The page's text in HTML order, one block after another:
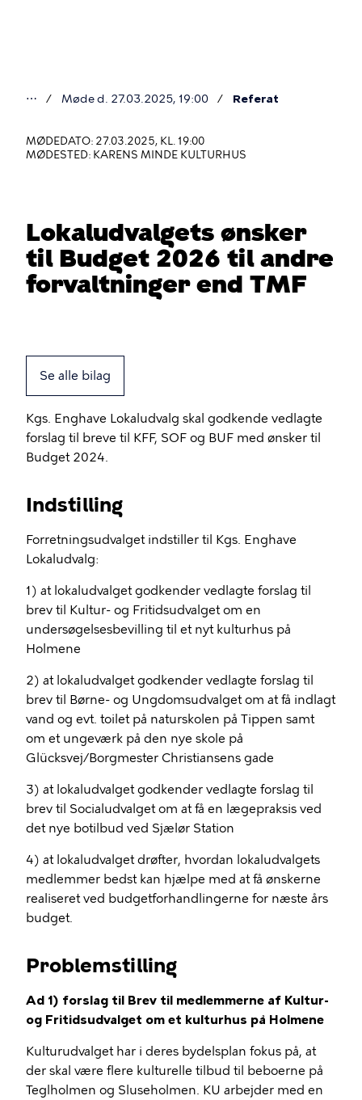
er
her
⋯ Møde d. 27.03.2025, 19:00 Referat
MØDEDATO: 27.03.2025, KL. 19:00
MØDESTED: KARENS MINDE KULTURHUS
Lokaludvalgets ønsker
til Budget 2026 til andre
forvaltninger end TMF
Se alle bilag
Kgs. Enghave Lokaludvalg skal godkende vedlagte
forslag til breve til KFF, SOF og BUF med ønsker til
Budget 2024.
Indstilling
Forretningsudvalget indstiller til Kgs. Enghave
Lokaludvalg:
1) at lokaludvalget godkender vedlagte forslag til
brev til Kultur- og Fritidsudvalget om en
undersøgelsesbevilling til et nyt kulturhus på
Holmene
2) at lokaludvalget godkender vedlagte forslag til
brev til Børne- og Ungdomsudvalget om at få indlagt
vand og evt. toilet på naturskolen på Tippen samt
om et ungeværk på den nye skole på
Glücksvej/Borgmester Christiansens gade
3) at lokaludvalget godkender vedlagte forslag til
brev til Socialudvalget om at få en lægepraksis ved
det nye botilbud ved Sjælør Station
4) at lokaludvalget drøfter, hvordan lokaludvalgets
medlemmer bedst kan hjælpe med at få ønskerne
realiseret ved budgetforhandlingerne for næste års
budget.
Problemstilling
Ad 1) forslag til Brev til medlemmerne af Kultur-
og Fritidsudvalget om et kulturhus på Holmene
Kulturudvalget har i deres bydelsplan fokus på, at
der skal være flere kulturelle tilbud til beboerne på
Teglholmen og Sluseholmen. KU arbejder med en